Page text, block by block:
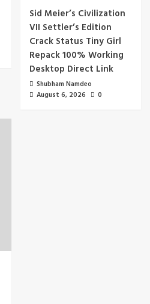
Sid Meier’s Civilization
VII Settler’s Edition
Crack Status Tiny Girl
Repack 100% Working
Desktop Direct Link
Shubham Namdeo
August 6, 2026
0